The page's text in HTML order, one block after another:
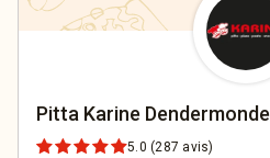
Pitta Karine Dendermonde
5.0 (287 avis)